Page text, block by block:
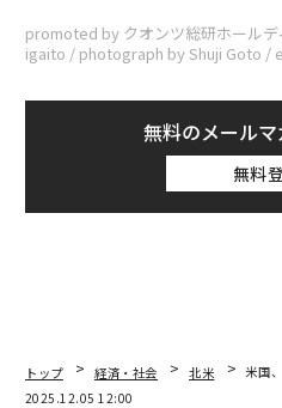
promoted by クオンツ総研ホール
igaito / photograph by Shuji Goto /
無料のメール
無料
トップ 経済・社会 北米
米国
2025.12.05 12:00